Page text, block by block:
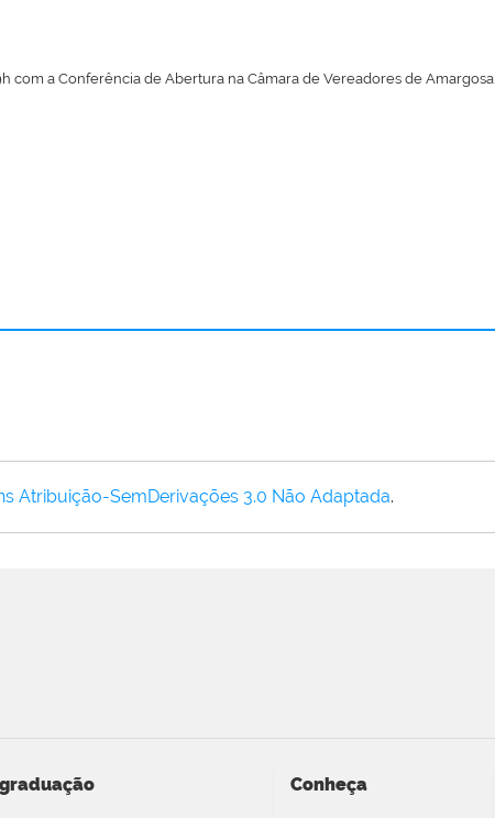
com a Conferência de Abertura na Câmara de Vereadores de Amargosa.
Atribuição-SemDerivações 3.0 Não Adaptada.
Conheça